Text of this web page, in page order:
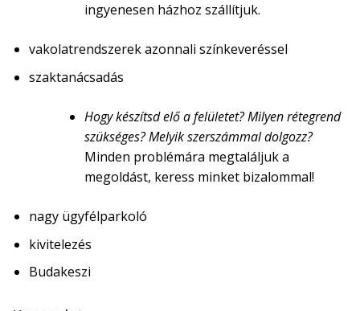
ingyenesen házhoz szállítjuk.
vakolatrendszerek azonnali színkeveréssel
szaktanácsadás
Hogy készítsd elő a felületet? Milyen rétegrend
szükséges? Melyik szerszámmal dolgozz?
Minden problémára megtaláljuk a
megoldást, keress minket bizalommal!
nagy ügyfélparkoló
kivitelezés
Budakeszi